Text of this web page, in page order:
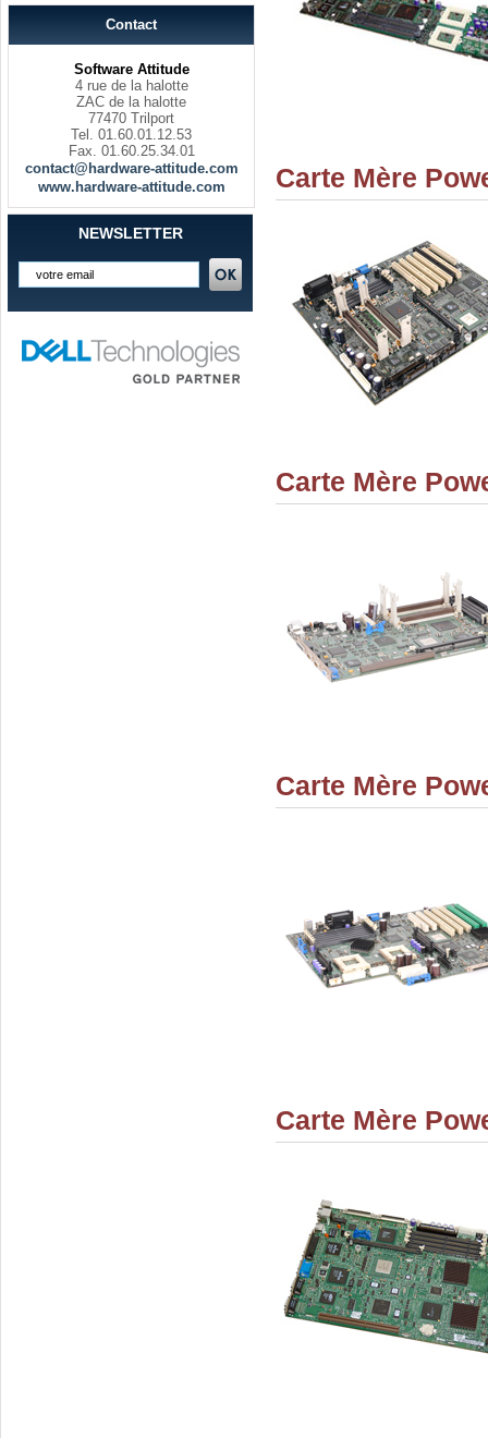
Contact
Software Attitude
4 rue de la halotte
ZAC de la halotte
77470 Trilport
Tel. 01.60.01.12.53
Fax. 01.60.25.34.01
contact@hardware-attitude.com
www.hardware-attitude.com
NEWSLETTER
Carte Mère
Carte Mère
Carte Mère
Carte Mère